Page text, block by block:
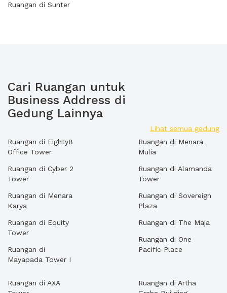
Ruangan di Sunter
Cari Ruangan untuk
Business Address di
Gedung Lainnya
Lihat semua gedung
Ruangan di Eighty8
Office Tower
Ruangan di Cyber 2
Tower
Ruangan di Menara
Karya
Ruangan di Equity
Tower
Ruangan di
Mayapada Tower I
Ruangan di Menara
Mulia
Ruangan di Alamanda
Tower
Ruangan di Sovereign
Plaza
Ruangan di The Maja
Ruangan di One
Pacific Place
Ruangan di AXA
Ruangan di Artha